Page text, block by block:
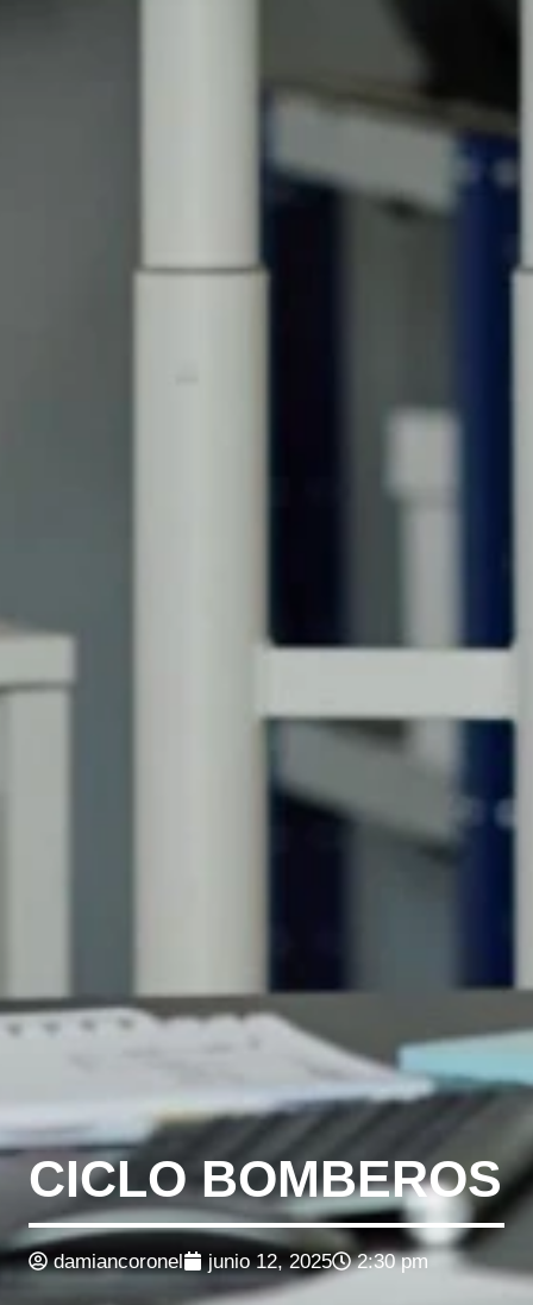
CICLO BOMBEROS
damiancoronel junio 12, 2025 2:30 pm